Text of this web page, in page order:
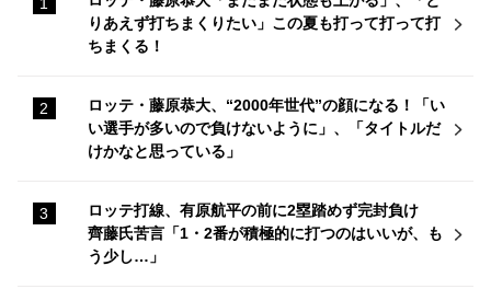
りあえず打ちまくりたい」この夏も打って打って打
ちまくる！
ロッテ・藤原恭大、“2000年世代”の顔になる！「い
い選手が多いので負けないように」、「タイトルだ
けかなと思っている」
ロッテ打線、有原航平の前に2塁踏めず完封負け
齊藤氏苦言「1・2番が積極的に打つのはいいが、も
う少し…」